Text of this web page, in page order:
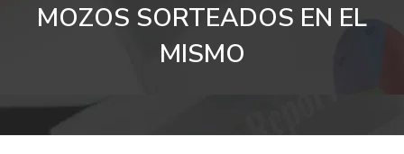
MOZOS SORTEADOS EN EL
MISMO